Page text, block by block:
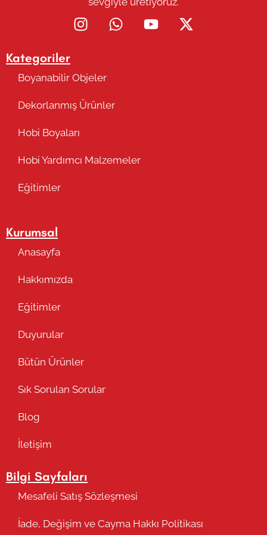
Kategoriler
Boyanabilir Objeler
Dekorlanmış Ürünler
Hobi Boyaları
Hobi Yardımcı Malzemeler
Eğitimler
Kurumsal
Anasayfa
Hakkımızda
Eğitimler
Duyurular
Bütün Ürünler
Sık Sorulan Sorular
Blog
İletişim
Bilgi Sayfaları
Mesafeli Satış Sözleşmesi
İade, Değişim ve Cayma Hakkı Politikası